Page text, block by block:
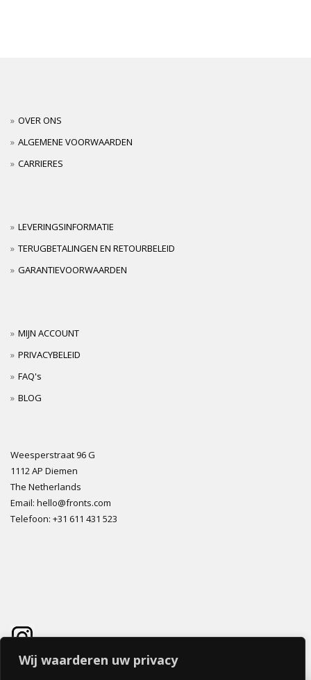
Wij waarderen uw privacy
OVER ONS
ALGEMENE VOORWAARDEN
CARRIERES
LEVERINGSINFORMATIE
TERUGBETALINGEN EN RETOURBELEID
GARANTIEVOORWAARDEN
MIJN ACCOUNT
PRIVACYBELEID
FAQ's
BLOG
Weesperstraat 96 G
1112 AP Diemen
The Netherlands
Email: hello@fronts.com
Telefoon: +31 611 431 523